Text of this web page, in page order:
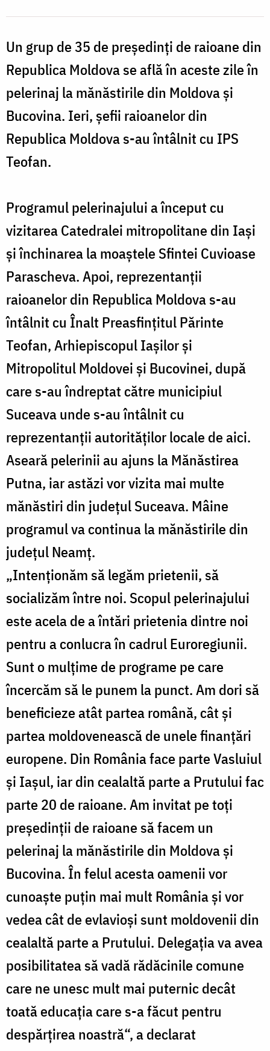
Un grup de 35 de președinți de raioane din
Republica Moldova se află în aceste zile în
pelerinaj la mănăstirile din Moldova și
Bucovina. Ieri, șefii raioanelor din
Republica Moldova s-au întâlnit cu IPS
Teofan.
Programul pelerinajului a început cu
vizitarea Catedralei mitropolitane din Iași
și închinarea la moaștele Sfintei Cuvioase
Parascheva. Apoi, reprezentanții
raioanelor din Republica Moldova s-au
întâlnit cu Înalt Preasfințitul Părinte
Teofan, Arhiepiscopul Iașilor și
Mitropolitul Moldovei și Bucovinei, după
care s-au îndreptat către municipiul
Suceava unde s-au întâlnit cu
reprezentanții autorităților locale de aici.
Aseară pelerinii au ajuns la Mănăstirea
Putna, iar astăzi vor vizita mai multe
mănăstiri din județul Suceava. Mâine
programul va continua la mănăstirile din
județul Neamț.
„Intenționăm să legăm prietenii, să
socializăm între noi. Scopul pelerinajului
este acela de a întări prietenia dintre noi
pentru a conlucra în cadrul Euroregiunii.
Sunt o mulțime de programe pe care
încercăm să le punem la punct. Am dori să
beneficieze atât partea română, cât și
partea moldovenească de unele finanțări
europene. Din România face parte Vasluiul
și Iașul, iar din cealaltă parte a Prutului fac
parte 20 de raioane. Am invitat pe toți
președinții de raioane să facem un
pelerinaj la mănăstirile din Moldova și
Bucovina. În felul acesta oamenii vor
cunoaște puțin mai mult România și vor
vedea cât de evlavioși sunt moldovenii din
cealaltă parte a Prutului. Delegația va avea
posibilitatea să vadă rădăcinile comune
care ne unesc mult mai puternic decât
toată educația care s-a făcut pentru
despărțirea noastră“, a declarat